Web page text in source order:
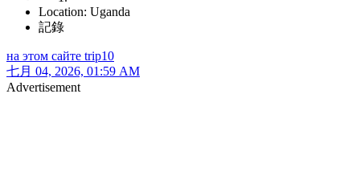
Location: Uganda
記錄
на этом сайте trip10
七月 04, 2026, 01:59 AM
Advertisement